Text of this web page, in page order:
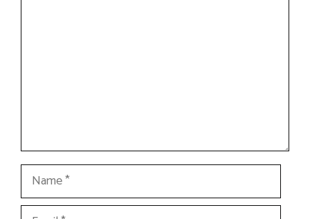
Name
Email